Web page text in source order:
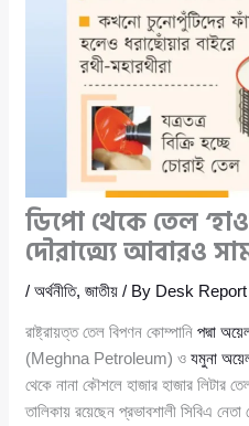
ডিপো থেকে তেল
দৌরাত্ম্যে আবারও
/অর্থনীতি,জাতীয় / By Desk Report
রাষ্ট্রায়ত্ত তেল বিপণন কোম্পানিপদ্মা
(Meghna Petroleum) ওযমুনা
থেকে নানা কৌশলে হাজার হাজার লিটার
তালিকায় রয়েছেন প্রভাবশালী সিবিএ